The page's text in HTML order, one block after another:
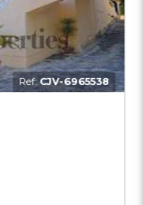
Ref:CJV-6965538